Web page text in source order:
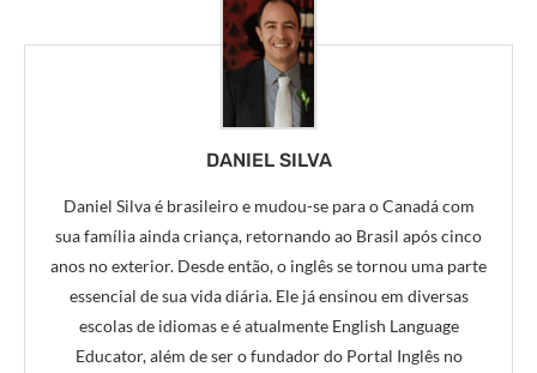
DANIEL SILVA
Daniel Silva é brasileiro e mudou-se para o Canadá com
sua família ainda criança, retornando ao Brasil após cinco
anos no exterior. Desde então, o inglês se tornou uma parte
essencial de sua vida diária. Ele já ensinou em diversas
escolas de idiomas e é atualmente English Language
Educator, além de ser o fundador do Portal Inglês no